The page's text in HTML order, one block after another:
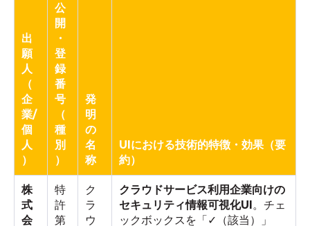
出
願
人
（
企
業/
個
人
）
公
開
・
登
録
番
号
（
種
別
）
発
明
の
名
称
UIにおける技術的特徴・効果（要
約）
株
式
会
特
許
第
ク
ラ
ウ
クラウドサービス利用企業向けの
セキュリティ情報可視化UI。チェ
ックボックスを「✓（該当）」